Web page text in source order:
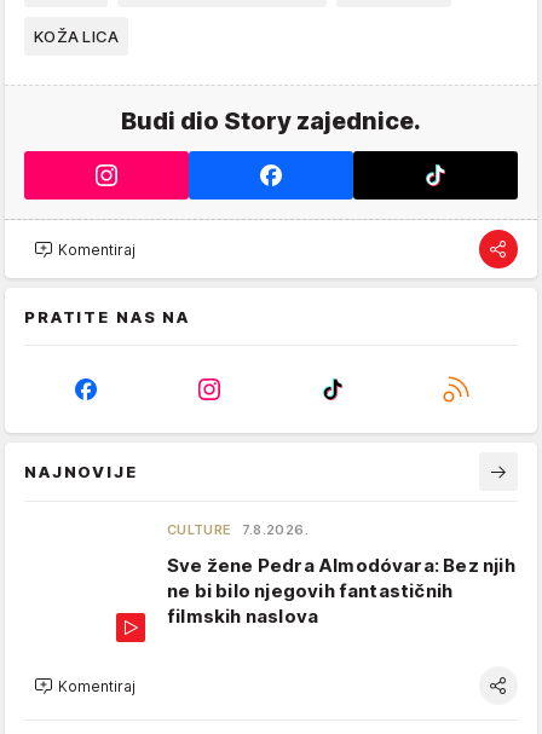
KOŽA LICA
Budi dio Story zajednice.
Komentiraj
PRATITE NAS NA
NAJNOVIJE
CULTURE 7.8.2026.
Sve žene Pedra Almodóvara: Bez njih
ne bi bilo njegovih fantastičnih
filmskih naslova
Komentiraj